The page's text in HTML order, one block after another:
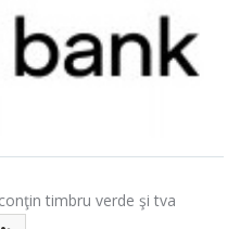
timbru verde şi tva